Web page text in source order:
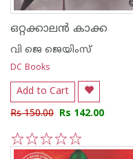
ഒറ്റക്കാല‌ന്‍ കാക്ക
വി ജെ ജെയിംസ്‌
DC Books
Add to Cart
Rs 150.00 Rs 142.00
5
4
3
2
1